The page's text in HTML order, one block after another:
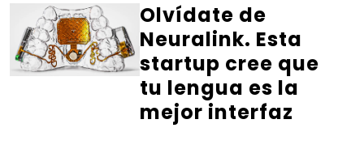
Olvídate de
Neuralink. Esta
startup cree que
tu lengua es la
mejor interfaz